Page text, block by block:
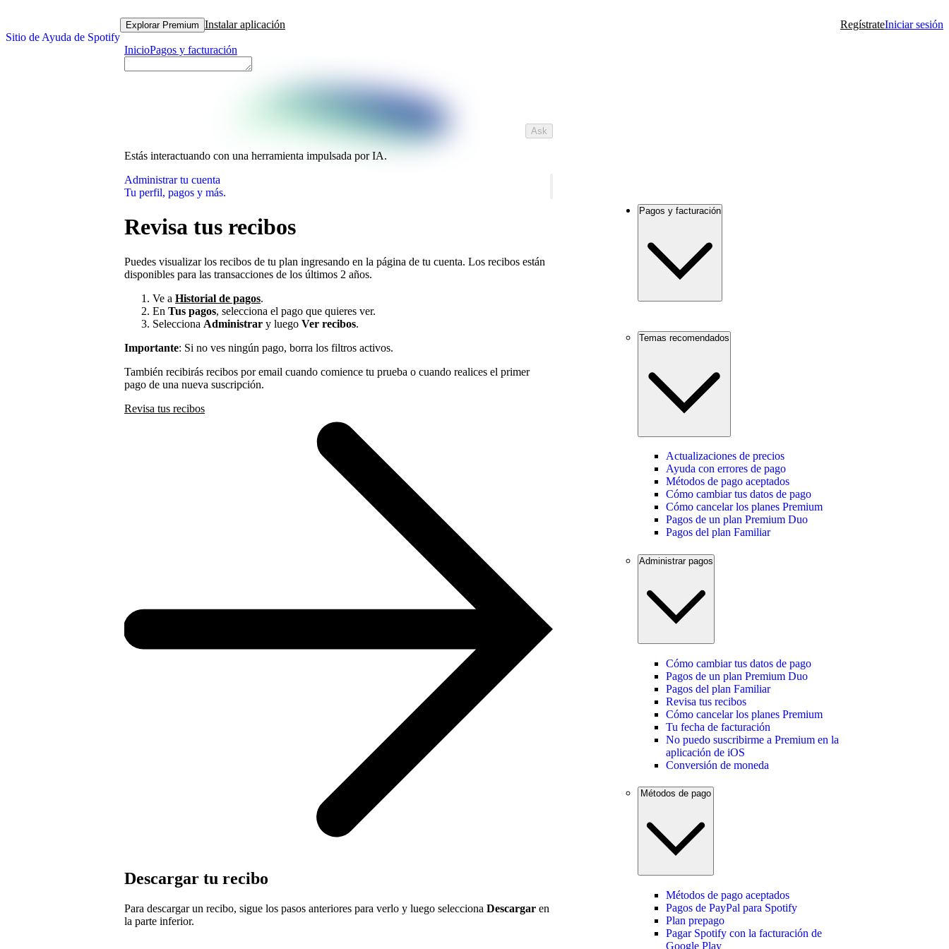
Sitio de Ayuda de Spotify
Explorar Premium Instalar aplicación RegístrateIniciar sesión
InicioPagos y facturación
Ask
Estás interactuando con una herramienta impulsada por IA.
Administrar tu cuenta
Tu perfil, pagos y más.
Revisa tus recibos
Puedes visualizar los recibos de tu plan ingresando en la página de tu cuenta. Los recibos están
disponibles para las transacciones de los últimos 2 años.
Ve a Historial de pagos.
En Tus pagos, selecciona el pago que quieres ver.
Selecciona Administrar y luego Ver recibos.
Importante: Si no ves ningún pago, borra los filtros activos.
También recibirás recibos por email cuando comience tu prueba o cuando realices el primer
pago de una nueva suscripción.
Revisa tus recibos
Descargar tu recibo
Para descargar un recibo, sigue los pasos anteriores para verlo y luego selecciona Descargar en
la parte inferior.
Pagos y facturación
Temas recomendados
Actualizaciones de precios
Ayuda con errores de pago
Métodos de pago aceptados
Cómo cambiar tus datos de pago
Cómo cancelar los planes Premium
Pagos de un plan Premium Duo
Pagos del plan Familiar
Administrar pagos
Cómo cambiar tus datos de pago
Pagos de un plan Premium Duo
Pagos del plan Familiar
Revisa tus recibos
Cómo cancelar los planes Premium
Tu fecha de facturación
No puedo suscribirme a Premium en la
aplicación de iOS
Conversión de moneda
Métodos de pago aceptados
Pagos de PayPal para Spotify
Plan prepago
Pagar Spotify con la facturación de
Google Play